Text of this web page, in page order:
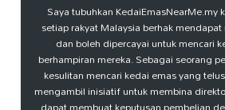
Saya tubuhkan KedaiEmasNearMe.my
setiap rakyat Malaysia berhak
dan boleh dipercayai untuk mencari
berhampiran mereka. Sebagai seorang
kesulitan mencari kedai emas yang
mengambil inisiatif untuk membina